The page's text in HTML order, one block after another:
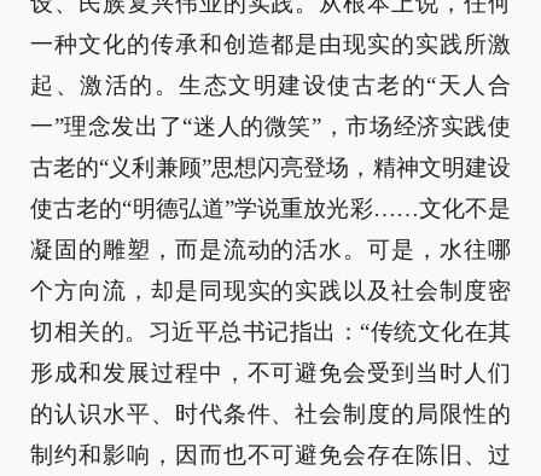
一种文化的传承和创造都是由现实的实践所激
起、激活的。生态文明建设使古老的“天人合
一”理念发出了“迷人的微笑”，市场经济实践使
古老的“义利兼顾”思想闪亮登场，精神文明建设
使古老的“明德弘道”学说重放光彩……文化不是
凝固的雕塑，而是流动的活水。可是，水往哪
个方向流，却是同现实的实践以及社会制度密
切相关的。习近平总书记指出：“传统文化在其
形成和发展过程中，不可避免会受到当时人们
的认识水平、时代条件、社会制度的局限性的
制约和影响，因而也不可避免会存在陈旧、过